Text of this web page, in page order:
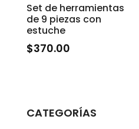
Set de herramientas
de 9 piezas con
estuche
$370.00
CATEGORÍAS